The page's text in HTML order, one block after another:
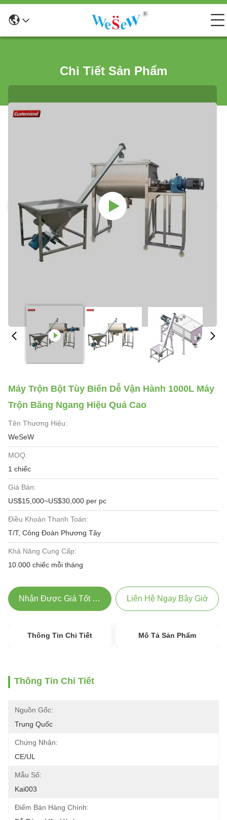
Chi Tiết Sản Phẩm
Máy Trộn Bột Tùy Biến Dễ Vận Hành 1000L Máy
Trộn Băng Ngang Hiệu Quả Cao
Tên Thương Hiệu:
WeSeW
MOQ:
1 chiếc
Giá Bán:
US$15,000~US$30,000 per pc
Điều Khoản Thanh Toán:
T/T, Công Đoàn Phương Tây
Khả Năng Cung Cấp:
10.000 chiếc mỗi tháng
Nhận Được Giá Tốt Nhất Liên Hệ Ngay Bây Giờ
Thông Tin Chi Tiết Mô Tả Sản Phẩm
Thông Tin Chi Tiết
Nguồn Gốc:
Trung Quốc
Chứng Nhận:
CE/UL
Mẫu Số:
Kai003
Điểm Bán Hàng Chính: